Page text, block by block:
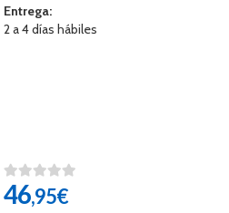
Entrega:
2 a 4 días hábiles
46,95€